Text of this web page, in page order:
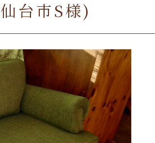
台市S様)